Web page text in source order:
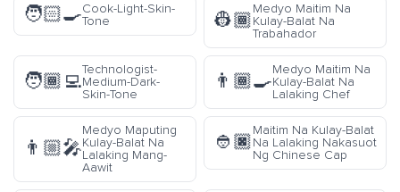
🧑🏻‍🍳Cook-Light-Skin-
Tone
👷🏾
Medyo Maitim Na
Kulay-Balat Na
Trabahador
🧑🏾‍💻
Technologist-
Medium-Dark-
Skin-Tone
👨🏾‍🍳
Medyo Maitim Na
Kulay-Balat Na
Lalaking Chef
👨🏼‍🎤
Medyo Maputing
Kulay-Balat Na
Lalaking Mang-
Aawit
👲🏿
Maitim Na Kulay-Balat
Na Lalaking Nakasuot
Ng Chinese Cap